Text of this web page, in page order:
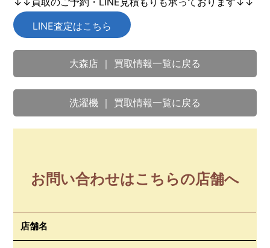
LINE査定はこちら
大森店 ｜ 買取情報一覧に戻る
洗濯機 ｜ 買取情報一覧に戻る
お問い合わせはこちらの店舗へ
店舗名